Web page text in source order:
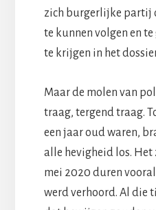
zich burgerlijke partij
te kunnen volgen en
te krijgen in het
Maar de molen van
traag, tergend traag.
een jaar oud waren,
alle hevigheid los.
mei 2020 duren
werd verhoord. Al die